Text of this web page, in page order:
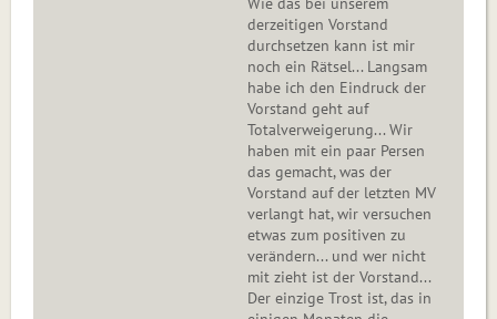
derzeitigen Vorstand
durchsetzen kann ist mir
noch ein Rätsel... Langsam
habe ich den Eindruck der
Vorstand geht auf
Totalverweigerung... Wir
haben mit ein paar Persen
das gemacht, was der
Vorstand auf der letzten MV
verlangt hat, wir versuchen
etwas zum positiven zu
verändern... und wer nicht
mit zieht ist der Vorstand...
Der einzige Trost ist, das in